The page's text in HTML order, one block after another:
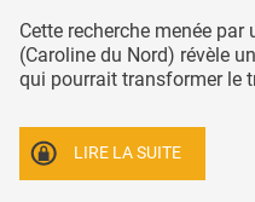
Cette recherche menée
(Caroline du Nord) révèle
qui pourrait transformer le
LIRE LA SUITE